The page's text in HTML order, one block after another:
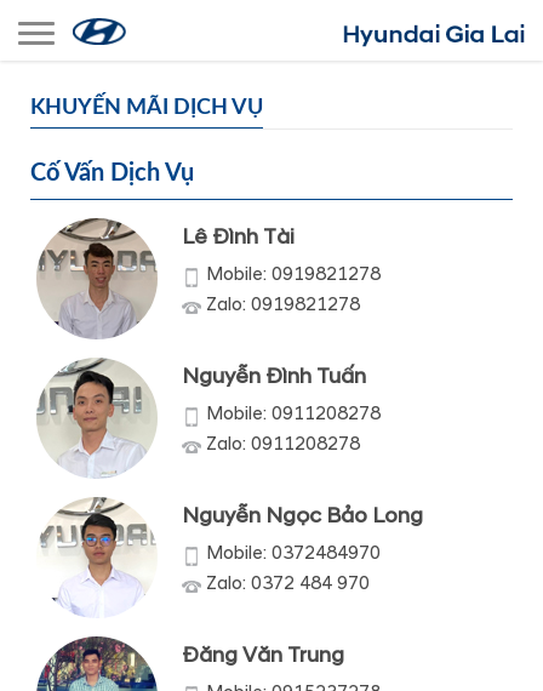
Toggle navigation
KHUYẾN MÃI DỊCH VỤ
Cố Vấn Dịch Vụ
Lê Đình Tài
Mobile: 0919821278
Zalo: 0919821278
Nguyễn Đình Tuấn
Mobile: 0911208278
Zalo: 0911208278
Nguyễn Ngọc Bảo Long
Mobile: 0372484970
Zalo: 0372 484 970
Đăng Văn Trung